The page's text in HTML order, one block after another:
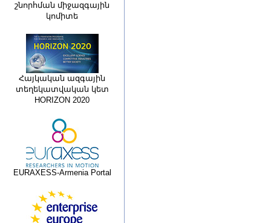
շնորհման միջազգային
կոմիտե
Հայկական ազգային
տեղեկատվական կետ
HORIZON 2020
EURAXESS-Armenia Portal